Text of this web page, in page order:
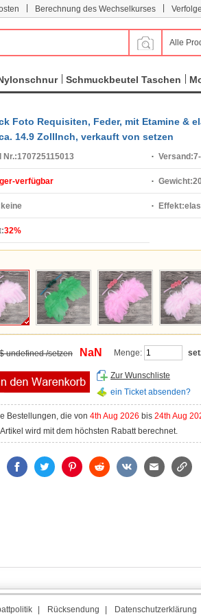
Berechnung des Wechselkurses
Alle
Schmuckbeutel Taschen
Foto Requisiten, Feder, mit Etamine &
14.9 ZollInch, verkauft von setzen
Nr.:170725115013 Versand:
verfügbar Gewicht:
keine Effekt:
32%
undefined /setzen NaN Menge:
Zur Wunschliste
ein Ticket absenden?
Bestellungen, die von 4th Aug 2026 bis 24th Aug
wird mit dem höchsten Rabatt berechnet.
Rücksendung Datenschutzerklärung